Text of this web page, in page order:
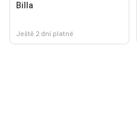
Billa
Ještě 2 dní platné